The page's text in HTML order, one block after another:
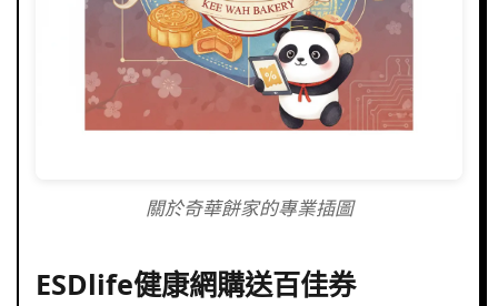
關於奇華餅家的專業插圖
ESDlife健康網購送百佳券